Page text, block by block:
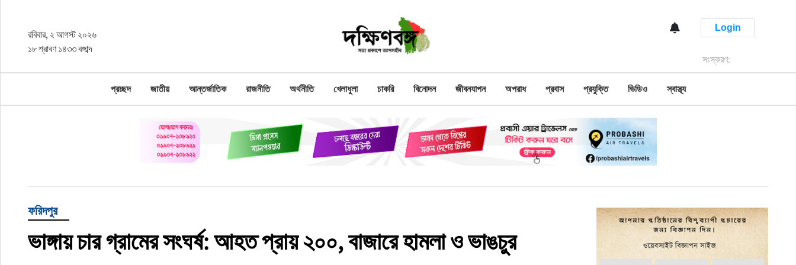
রবিবার, ২ আগস্ট ২০২৬
১৮ শ্রাবণ ১৪৩৩ বঙ্গাব্দ
Login
সংস্করণ:
প্রচ্ছদ
প্রচ্ছদ জাতীয় আন্তর্জাতিক রাজনীতি অর্থনীতি খেলাধুলা চাকরি বিনোদন জীবনযাপন অপরাধ প্রবাস প্রযুক্তি ভিডিও স্বাস্থ্য
ফরিদপুর
ভাঙ্গায় চার গ্রামের সংঘর্ষ: আহত প্রায় ২০০, বাজারে হামলা ও ভাঙচুর